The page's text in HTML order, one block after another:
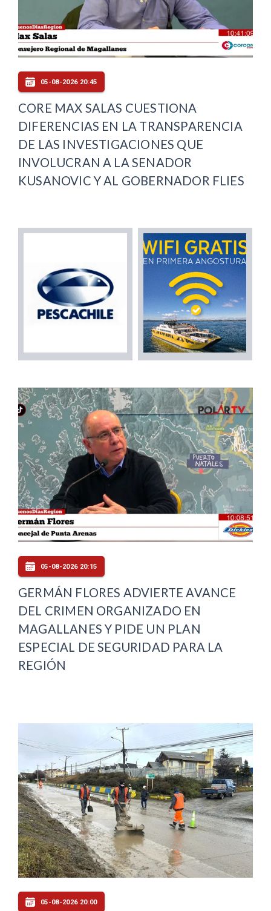
05-08-2026 20:45
CORE MAX SALAS CUESTIONA
DIFERENCIAS EN LA TRANSPARENCIA
DE LAS INVESTIGACIONES QUE
INVOLUCRAN A LA SENADOR
KUSANOVIC Y AL GOBERNADOR FLIES
05-08-2026 20:15
GERMÁN FLORES ADVIERTE AVANCE
DEL CRIMEN ORGANIZADO EN
MAGALLANES Y PIDE UN PLAN
ESPECIAL DE SEGURIDAD PARA LA
REGIÓN
05-08-2026 20:00